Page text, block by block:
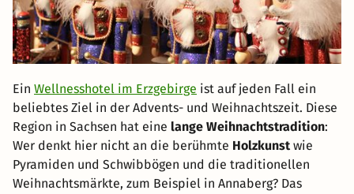
Ein Wellnesshotel im Erzgebirge ist auf jeden Fall ein
beliebtes Ziel in der Advents- und Weihnachtszeit. Diese
Region in Sachsen hat eine lange Weihnachtstradition:
Wer denkt hier nicht an die berühmte Holzkunstwie
Pyramiden und Schwibbögen und die traditionellen
Weihnachtsmärkte, zum Beispiel in Annaberg? Das